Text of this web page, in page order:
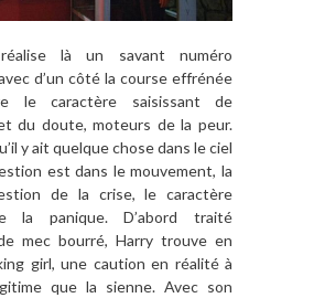
là un savant numéro
d’un côté la course effrénée
le caractère saisissant de
du doute, moteurs de la peur.
y ait quelque chose dans le ciel
est dans le mouvement, la
de la crise, le caractère
la panique. D’abord traité
mec bourré, Harry trouve en
girl, une caution en réalité à
que la sienne. Avec son